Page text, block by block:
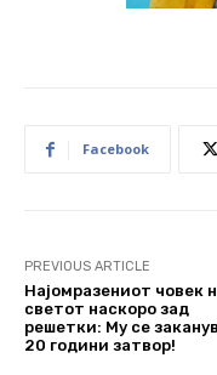
Facebook
PREVIOUS ARTICLE
Најомразениот човек
светот наскоро зад
решетки: Му се
20 години затвор!